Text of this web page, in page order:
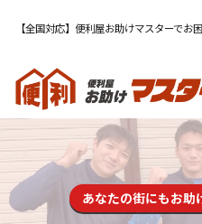
【全国対応】便利屋お助けマスターでお
あなたの街にもお助